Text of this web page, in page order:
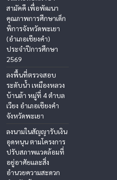
สามัคคี เพื่อพัฒนา
คุณภาพการศึกษาเด็ก
พิการจังหวัดพะเยา
(อำเภอเชียงคำ)
ประจำปีการศึกษา
2569
ลงพื้นที่ตรวจสอบ
ระดับน้ำ เหมืองหลวง
บ้านล้า หมู่ที่ 4 ตำบล
เวียง อำเภอเชียงคำ
จังหวัดพะเยา
ลงนามในสัญญารับเงิน
อุดหนุน ตามโครงการ
ปรับสภาพแวดล้อมที่
อยู่อาศัยและสิ่ง
อำนวยความสะดวก